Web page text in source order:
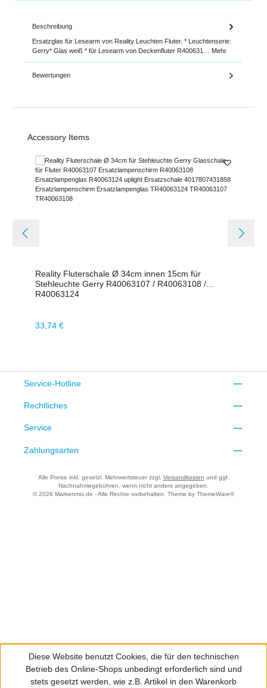
Beschreibung
Ersatzglas für Lesearm von Reality Leuchten Fluter. * Leuchtenserie:
Gerry* Glas weiß * für Lesearm von Deckenfluter R400631… Mehr
Bewertungen
Produktgalerie überspringen
Accessory Items
Reality Fluterschale Ø 34cm innen 15cm für
Stehleuchte Gerry R40063107 / R40063108 /
R40063124
Regulärer Preis:
33,74 €
Service-Hotline
Rechtliches
Service
Zahlungsarten
Alle Preise inkl. gesetzl. Mehrwertsteuer zzgl. Versandkosten und ggf.
Nachnahmegebühren, wenn nicht anders angegeben.
© 2026 Markenmix.de - Alle Rechte vorbehalten. Theme by ThemeWare®
Diese Website benutzt Cookies, die für den technischen
Betrieb des Online-Shops unbedingt erforderlich sind und
stets gesetzt werden, wie z.B. Artikel in den Warenkorb